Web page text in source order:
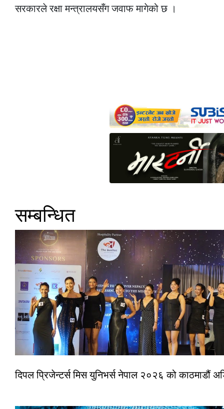
सरकारले रक्षा मन्त्रालयसँग जवाफ मागेको छ ।
सम्बन्धित
दिपल प्रिजेन्टर्स मिस युनिभर्स नेपाल २०२६ को काठमाडौं